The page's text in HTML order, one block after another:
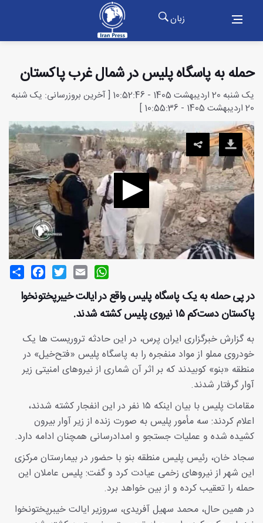
زبان
حمله به پاسگاه پلیس در شمال غرب پاکستان
یک شنبه 20 اردیبهشت 1405 - 10:52:46 [ آخرین بروزرسانی: یک شنبه
20 اردیبهشت 1405 - 10:55:36 ]
Share
FacebookTwitterEmail
WhatsApp
در پی حمله‌ به یک پاسگاه پلیس واقع در ایالت خیبرپختونخوا
پاکستان دست‌کم ۱۵ نیروی پلیس کشته شدند.
به گزارش خبرگزاری ایران پرس، در این حادثه تروریست‌ ها یک
خودروی مملو از مواد منفجره را به پاسگاه پلیس «فتح‌خیل» در
منطقه «بنو» کوبیدند که بر اثر آن شماری از نیروهای امنیتی زیر
آوار گرفتار شدند.
مقامات پلیس با بیان اینکه ۱۵ نفر در این انفجار کشته شدند،
اعلام کردند: سه مأمور پلیس به صورت زنده از زیر آوار بیرون
کشیده شده‌ و عملیات جستجو و امدادرسانی همچنان ادامه دارد.
سجاد خان، رئیس پلیس منطقه بنو با حضور در بیمارستان مرکزی
این شهر از نیروهای زخمی عیادت کرد و گفت: پلیس عاملان این
حمله را تعقیب کرده و از بین خواهد برد.
در همین حال، محمد سهیل آفریدی، سروزیر ایالت خیبرپختونخوا